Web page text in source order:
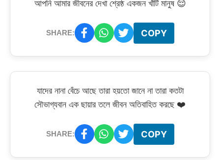
আপনি আমার জীবনের দেখা শ্রেষ্ঠ একজন খাঁটি মানুষ 😌
SHARE: COPY
যাদের নানা বেঁচে আছে তারা হয়তো জানে না তারা কতটা
সৌভাগ্যবান এক ছায়ার তলে জীবন অতিবাহিত করছে ❤️
SHARE: COPY